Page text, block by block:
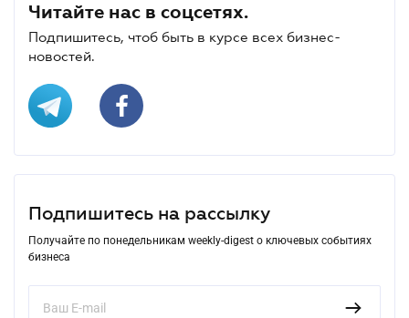
Читайте нас в соцсетях.
Подпишитесь, чтоб быть в курсе всех бизнес-
новостей.
Подпишитесь на рассылку
Получайте по понедельникам weekly-digest о ключевых событиях
бизнеса